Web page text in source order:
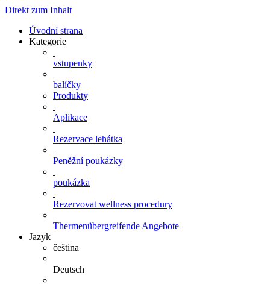
Direkt zum Inhalt
Úvodní strana
Kategorie
vstupenky
balíčky
Produkty
Aplikace
Rezervace lehátka
Peněžní poukázky
poukázka
Rezervovat wellness procedury
Thermenübergreifende Angebote
Jazyk
čeština
Deutsch